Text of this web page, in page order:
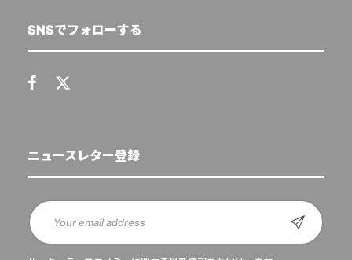
SNSでフォローする
ニュースレター登録